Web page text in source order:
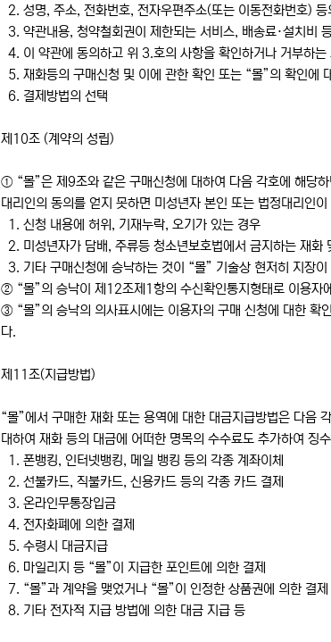
2. 성명, 주소, 전화번호, 전자우편주소(또는 이동전화번호) 등
3. 약관내용, 청약철회권이 제한되는 서비스, 배송료·설치비
4. 이 약관에 동의하고 위 3.호의 사항을 확인하거나 거부하
5. 재화등의 구매신청 및 이에 관한 확인 또는 “몰”의 확인에
6. 결제방법의 선택
제10조 (계약의 성립)
① “몰”은 제9조와 같은 구매신청에 대하여 다음 각호에 해당
대리인의 동의를 얻지 못하면 미성년자 본인 또는 법정대리인
1. 신청 내용에 허위, 기재누락, 오기가 있는 경우
2. 미성년자가 담배, 주류등 청소년보호법에서 금지하는 재화
3. 기타 구매신청에 승낙하는 것이 “몰” 기술상 현저히 지장
② “몰”의 승낙이 제12조제1항의 수신확인통지형태로 이용자
③ “몰”의 승낙의 의사표시에는 이용자의 구매 신청에 대한 확
다.
제11조(지급방법)
“몰”에서 구매한 재화 또는 용역에 대한 대금지급방법은 다음
대하여 재화 등의 대금에 어떠한 명목의 수수료도 추가하여 징
1. 폰뱅킹, 인터넷뱅킹, 메일 뱅킹 등의 각종 계좌이체
2. 선불카드, 직불카드, 신용카드 등의 각종 카드 결제
3. 온라인무통장입금
4. 전자화폐에 의한 결제
5. 수령시 대금지급
6. 마일리지 등 “몰”이 지급한 포인트에 의한 결제
7. “몰”과 계약을 맺었거나 “몰”이 인정한 상품권에 의한 결제
8. 기타 전자적 지급 방법에 의한 대금 지급 등